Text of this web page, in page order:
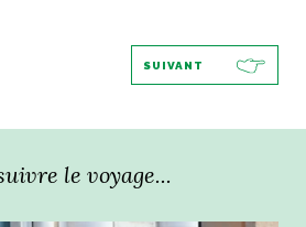
ITALIEN
palette
SUIVANT
le voyage...